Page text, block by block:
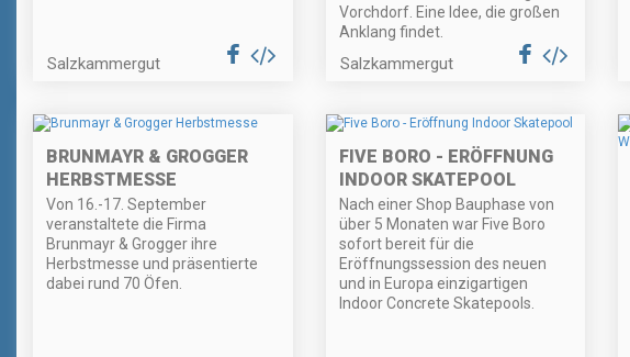
Salzkammergut
Vorchdorf. Eine Idee, die großen
Anklang findet.
Salzkammergut
BRUNMAYR & GROGGER
HERBSTMESSE
Von 16.-17. September
veranstaltete die Firma
Brunmayr & Grogger ihre
Herbstmesse und präsentierte
dabei rund 70 Öfen.
FIVE BORO - ERÖFFNUNG
INDOOR SKATEPOOL
Nach einer Shop Bauphase von
über 5 Monaten war Five Boro
sofort bereit für die
Eröffnungssession des neuen
und in Europa einzigartigen
Indoor Concrete Skatepools.